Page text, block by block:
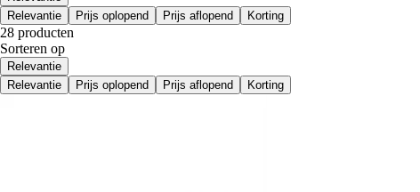
Relevantie
Prijs oplopend Prijs aflopend Korting
28 producten
Sorteren op
Relevantie
Relevantie
Prijs oplopend Prijs aflopend Korting